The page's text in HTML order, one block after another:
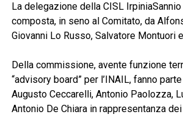
La delegazione della CISL
composta, in seno al Comitato, da
Giovanni Lo Russo, Salvatore Montuori
Della commissione, avente funzione
“advisory board” per l’INAIL, fanno
Augusto Ceccarelli, Antonio Paolozza,
Antonio De Chiara in rappresentanza